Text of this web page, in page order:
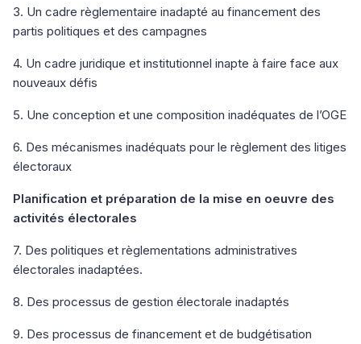
3. Un cadre règlementaire inadapté au financement des
partis politiques et des campagnes
4. Un cadre juridique et institutionnel inapte à faire face aux
nouveaux défis
5. Une conception et une composition inadéquates de l’OGE
6. Des mécanismes inadéquats pour le règlement des litiges
électoraux
Planification et préparation de la mise en oeuvre des
activités électorales
7. Des politiques et règlementations administratives
électorales inadaptées.
8. Des processus de gestion électorale inadaptés
9. Des processus de financement et de budgétisation